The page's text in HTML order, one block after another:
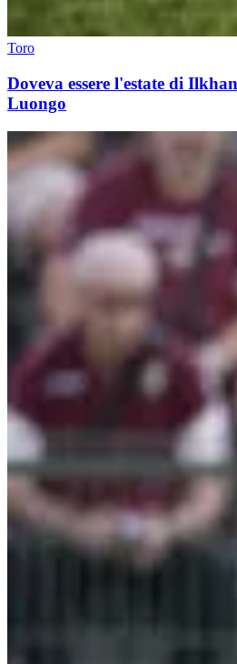
Toro
Doveva essere l'estate di
Luongo